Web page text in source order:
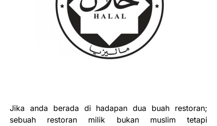
Jika anda berada di hadapan dua buah restoran;
sebuah restoran milik bukan muslim tetapi